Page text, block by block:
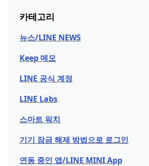
카테고리
뉴스/LINE NEWS
Keep 메모
LINE 공식 계정
LINE Labs
스마트 워치
기기 잠금 해제 방법으로 로그인
연동 중인 앱/LINE MINI App